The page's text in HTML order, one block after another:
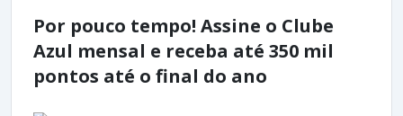
Por pouco tempo! Assine o Clube
Azul mensal e receba até 350 mil
pontos até o final do ano